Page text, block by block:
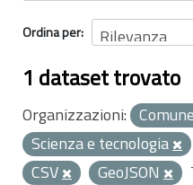
Ordina per
1 dataset trovato
Organizzazioni:
Scienza e tecnologia
CSV
GeoJSON